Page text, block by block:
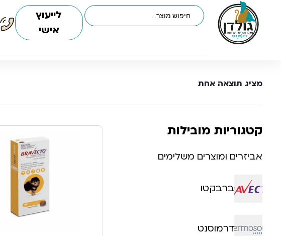
לייעוץ
אישי
מציג תוצאה אחת
קטגוריות מובילות
אביזרים ומוצרים משלימים
ברבקטו
דרמוסנט